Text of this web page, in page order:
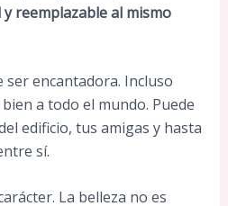
reemplazable al mismo
ser encantadora. Incluso
a todo el mundo. Puede
edificio, tus amigas y hasta
sí.
La belleza no es